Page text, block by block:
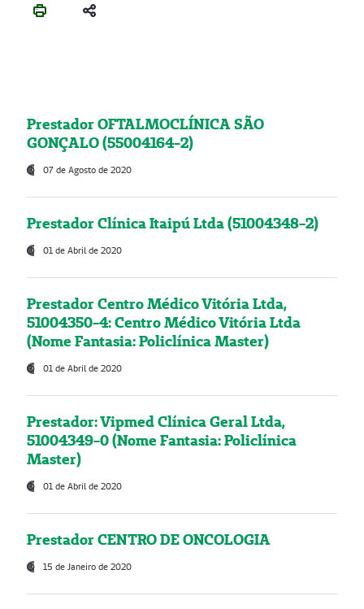
Prestador OFTALMOCLÍNICA SÃO
GONÇALO (55004164-2)
07 de Agosto de 2020
Prestador Clínica Itaipú Ltda (51004348-2)
01 de Abril de 2020
Prestador Centro Médico Vitória Ltda,
51004350-4: Centro Médico Vitória Ltda
(Nome Fantasia: Policlínica Master)
01 de Abril de 2020
Prestador: Vipmed Clínica Geral Ltda,
51004349-0 (Nome Fantasia: Policlínica
Master)
01 de Abril de 2020
Prestador CENTRO DE ONCOLOGIA
15 de Janeiro de 2020